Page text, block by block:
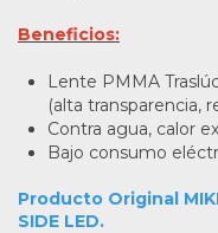
Beneficios:
Lente PMMA
(alta transparencia,
Contra agua, calor
Bajo consumo
Producto Original
SIDE LED.